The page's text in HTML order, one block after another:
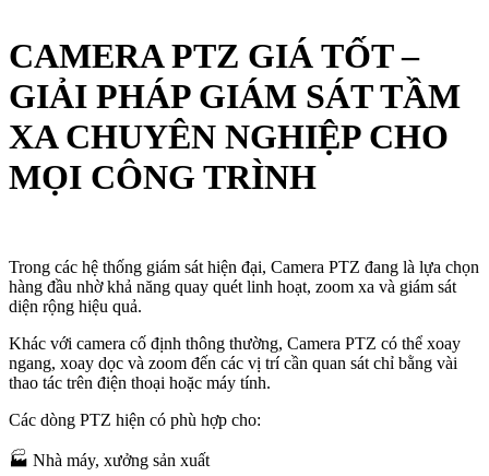
CAMERA PTZ GIÁ TỐT –
GIẢI PHÁP GIÁM SÁT TẦM
XA CHUYÊN NGHIỆP CHO
MỌI CÔNG TRÌNH
Trong các hệ thống giám sát hiện đại, Camera PTZ đang là lựa chọn
hàng đầu nhờ khả năng quay quét linh hoạt, zoom xa và giám sát
diện rộng hiệu quả.
Khác với camera cố định thông thường, Camera PTZ có thể xoay
ngang, xoay dọc và zoom đến các vị trí cần quan sát chỉ bằng vài
thao tác trên điện thoại hoặc máy tính.
Các dòng PTZ hiện có phù hợp cho:
🏭 Nhà máy, xưởng sản xuất